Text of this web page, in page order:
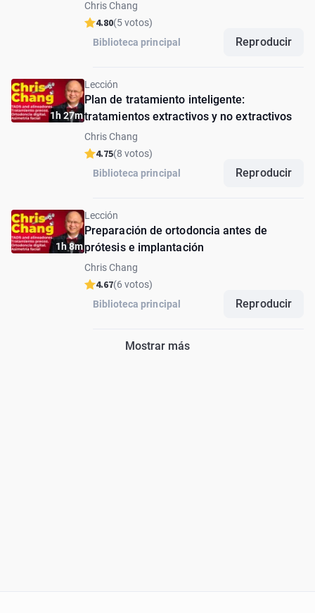
Chris Chang
4.80(5 votos)
Biblioteca principal
Reproducir
1h 27m
Lección
Plan de tratamiento inteligente:
tratamientos extractivos y no extractivos
Chris Chang
4.75(8 votos)
Biblioteca principal
Reproducir
1h 8m
Lección
Preparación de ortodoncia antes de
prótesis e implantación
Chris Chang
4.67(6 votos)
Biblioteca principal
Reproducir
Mostrar más